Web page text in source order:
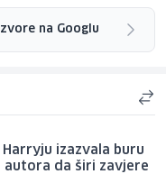
na Googlu
izazvala buru
autora da širi zavjere